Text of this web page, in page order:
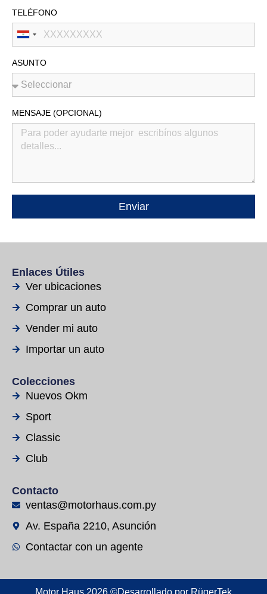
TELÉFONO
Paraguay
ASUNTO
MENSAJE (OPCIONAL)
Enviar
Enlaces Útiles
Ver ubicaciones
Comprar un auto
Vender mi auto
Importar un auto
Colecciones
Nuevos Okm
Sport
Classic
Club
Contacto
ventas@motorhaus.com.py
Av. España 2210, Asunción
Contactar con un agente
Motor Haus 2026 ©Desarrollado por RügerTek